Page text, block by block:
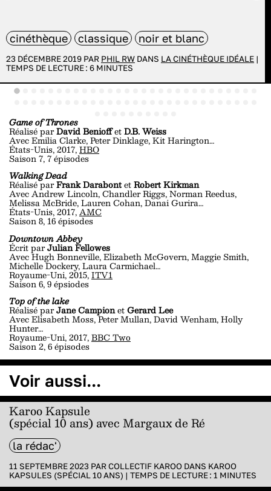
cinéthèque classique noir et blanc
23 DÉCEMBRE 2019 PAR PHIL RW DANS LA CINÉTHÈQUE IDÉALE |
TEMPS DE LECTURE : 6 MINUTES
Game of Thrones
Réalisé parDavid BenioffetD.B. Weiss
Avec Emilia Clarke, Peter Dinklage, Kit Harington…
États-Unis, 2017,HBO
Saison 7, 7 épisodes
Walking Dead
Réalisé parFrank DarabontetRobert Kirkman
Avec Andrew Lincoln, Chandler Riggs, Norman Reedus,
Melissa McBride, Lauren Cohan, Danai Gurira…
États-Unis, 2017,AMC
Saison 8, 16 épisodes
Downtown Abbey
Écrit parJulian Fellowes
Avec Hugh Bonneville, Elizabeth McGovern, Maggie Smith,
Michelle Dockery, Laura Carmichael…
Royaume-Uni, 2015,ITV1
Saison 6, 9 épsiodes
Top of the lake
Réalisé parJane CampionetGerard Lee
Avec Elisabeth Moss, Peter Mullan, David Wenham, Holly
Hunter…
Royaume-Uni, 2017,BBC Two
Saison 2, 6 épisodes
Voir aussi...
Karoo Kapsule
(spécial 10 ans) avec Margaux de Ré
la rédac'
11 SEPTEMBRE 2023 PARCOLLECTIF KAROO DANS KAROO
KAPSULES (SPÉCIAL 10 ANS) | TEMPS DE LECTURE : 1 MINUTES